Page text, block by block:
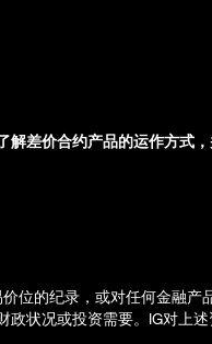
解差价合约产品的运作方式
位的纪录，或对任何金融产
政状况或投资需要。IG对上述